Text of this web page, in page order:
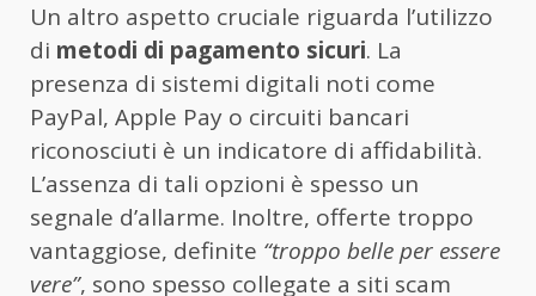
Un altro aspetto cruciale riguarda l’utilizzo
di metodi di pagamento sicuri. La
presenza di sistemi digitali noti come
PayPal, Apple Pay o circuiti bancari
riconosciuti è un indicatore di affidabilità.
L’assenza di tali opzioni è spesso un
segnale d’allarme. Inoltre, offerte troppo
vantaggiose, definite “troppo belle per essere
vere”, sono spesso collegate a siti scam